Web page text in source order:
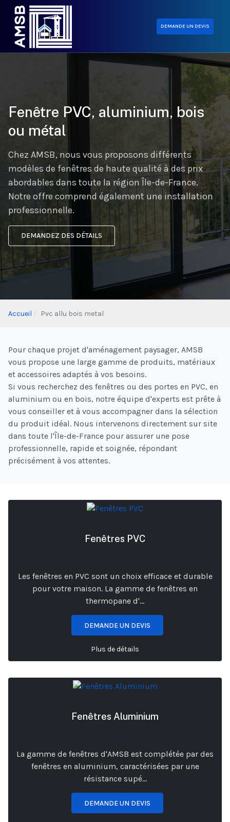
DEMANDE UN DEVIS
Fenêtre PVC, aluminium, bois
ou métal
Chez AMSB, nous vous proposons différents
modèles de fenêtres de haute qualité à des prix
abordables dans toute la région Île-de-France.
Notre offre comprend également une installation
professionnelle.
DEMANDEZ DES DÉTAILS
Accueil Pvc allu bois metal
Pour chaque projet d'aménagement paysager, AMSB
vous propose une large gamme de produits, matériaux
et accessoires adaptés à vos besoins.
Si vous recherchez des fenêtres ou des portes en PVC, en
aluminium ou en bois, notre équipe d'experts est prête à
vous conseiller et à vous accompagner dans la sélection
du produit idéal. Nous intervenons directement sur site
dans toute l'Île-de-France pour assurer une pose
professionnelle, rapide et soignée, répondant
précisément à vos attentes.
Fenêtres PVC
Les fenêtres en PVC sont un choix efficace et durable
pour votre maison. La gamme de fenêtres en
thermopane d'...
DEMANDE UN DEVIS
Plus de détails
Fenêtres Aluminium
La gamme de fenêtres d'AMSB est complétée par des
fenêtres en aluminium, caractérisées par une
résistance supé...
DEMANDE UN DEVIS